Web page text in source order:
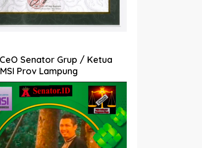
Senator Grup / Ketua
Prov Lampung